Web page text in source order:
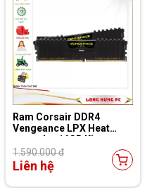
Ram Corsair DDR4
Vengeance LPX Heat
spreader 16GB Kit
(2x8GB) Buss 3200
1.590.000 đ
Liên hệ